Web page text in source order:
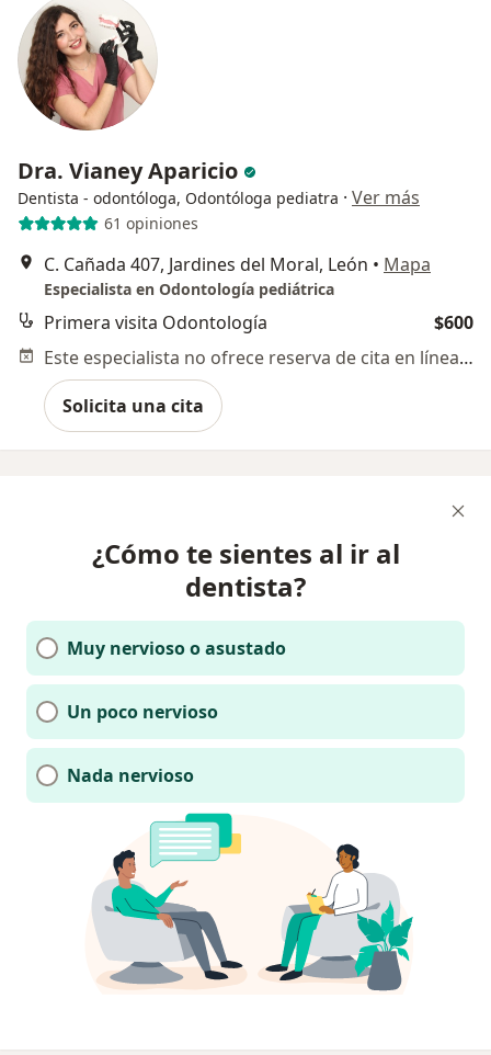
Dra. Vianey Aparicio
Dentista - odontóloga, Odontóloga pediatra · Ver más
61 opiniones
C. Cañada 407, Jardines del Moral, León • Mapa
Especialista en Odontología pediátrica
Primera visita Odontología
$600
Este especialista no ofrece reserva de cita en línea en esta dirección.
Solicita una cita
¿Cómo te sientes al ir al
dentista?
Muy nervioso o asustado
Un poco nervioso
Nada nervioso